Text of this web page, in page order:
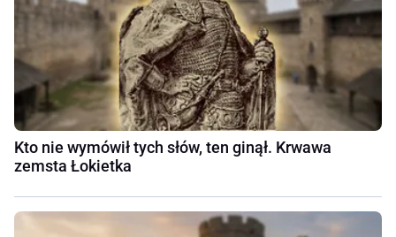
Kto nie wymówił tych słów, ten ginął. Krwawa
zemsta Łokietka